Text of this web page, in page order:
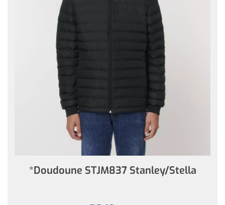
*Doudoune STJM837 Stanley/Stella